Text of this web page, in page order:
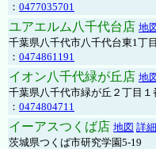
： 0477035701
ユアエルム八千代台店 地
千葉県八千代市八千代台東1丁
： 0474861191
イオン八千代緑が丘店 地
千葉県八千代市緑が丘２丁目
： 0474804711
イーアスつくば店 地図 詳細
茨城県つくば市研究学園5-19